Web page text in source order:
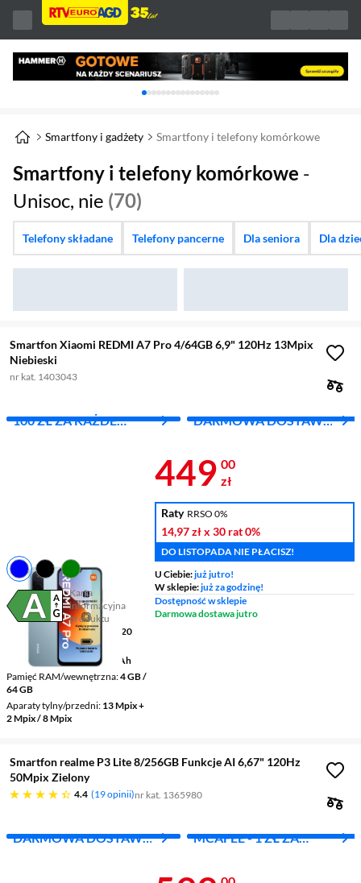
Karuzela z banerami, aktualny element 1 z
Smartfony i gadżety Smartfony i telefony komórkowe
Smartfony i telefony komórkowe -
Unisoc, nie (70)
Telefony składane Telefony pancerne Dla seniora Dla
Smartfon Xiaomi REDMI A7 Pro 4/64GB 6,9" 120Hz 13Mpix
Niebieski
nr kat. 1403043
100 ZŁ ZA KAŻDE
DARMOWA DOSTAWA
Karta
informacyjna
produktu
Plik w formacie pdf
(otworzy się w nowym oknie)
Wyświetlacz 6,9 " 1600 x 720
pikseli LCD
Pojemność baterii 6000 mAh
Pamięć RAM/wewnętrzna 4 GB /
64 GB
Aparaty tylny/przedni 13 Mpix +
2 Mpix / 8 Mpix
Cena 449 zł
449 00
zł
Raty RRSO 0%
14,97 złx 30 rat0%
DO LISTOPADA NIE PŁACISZ!
U Ciebie:już jutro!
W sklepie:już za godzinę!
Dostępność w sklepie
Darmowa dostawa jutro
Smartfon realme P3 Lite 8/256GB Funkcje AI 6,67" 120Hz
50Mpix Zielony
4.4
4.4 gwiazdek 19 opinii nr kat. 1365980
DARMOWA DOSTAWA
MCAFEE - 1 ZŁ ZA